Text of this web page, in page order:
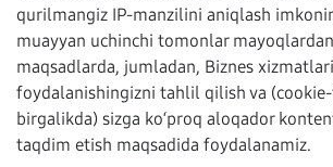
qurilmangiz IP-manzilini aniqlash
muayyan uchinchi tomonlar
maqsadlarda, jumladan, Biznes
foydalanishingizni tahlil qilish va
birgalikda) sizga ko‘proq aloqador
taqdim etish maqsadida foydalanamiz.